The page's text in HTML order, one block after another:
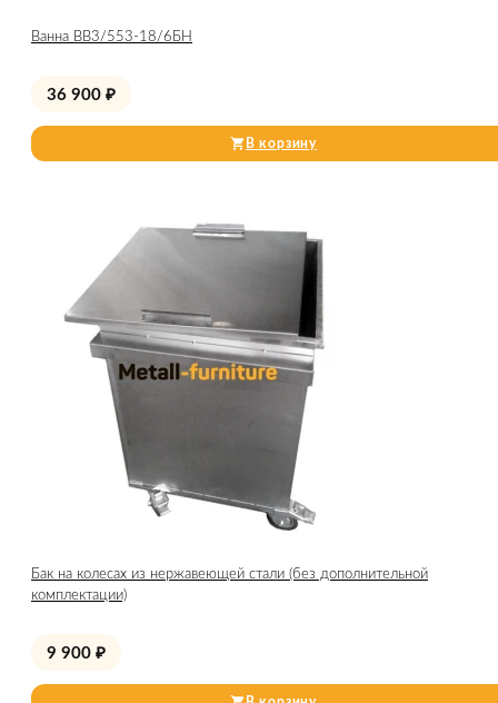
Ванна ВВ3/553-18/6БН
36 900 ₽
В корзину
Бак на колесах из нержавеющей стали (без дополнительной
комплектации)
9 900 ₽